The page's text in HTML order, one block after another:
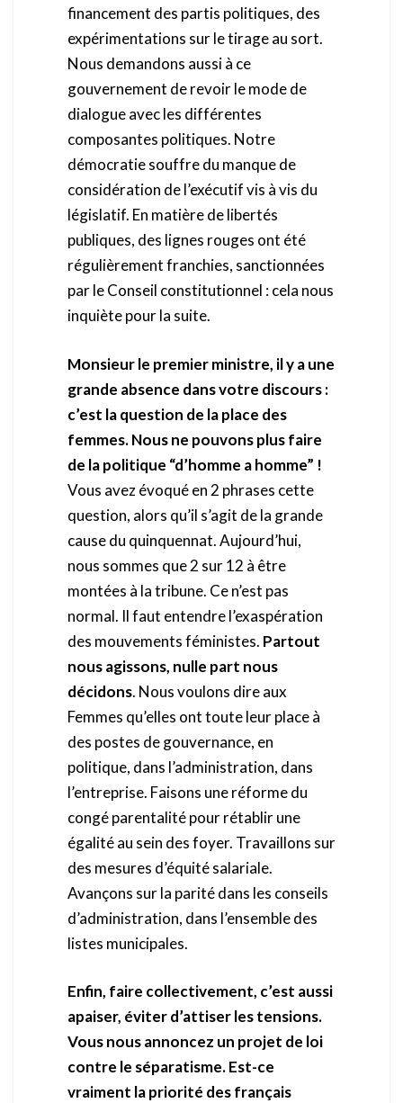
financement des partis politiques, des
expérimentations sur le tirage au sort.
Nous demandons aussi à ce
gouvernement de revoir le mode de
dialogue avec les différentes
composantes politiques. Notre
démocratie souffre du manque de
considération de l’exécutif vis à vis du
législatif. En matière de libertés
publiques, des lignes rouges ont été
régulièrement franchies, sanctionnées
par le Conseil constitutionnel : cela nous
inquiète pour la suite.
Monsieur le premier ministre, il y a une
grande absence dans votre discours :
c’est la question de la place des
femmes. Nous ne pouvons plus faire
de la politique “d’homme a homme” !
Vous avez évoqué en 2 phrases cette
question, alors qu’il s’agit de la grande
cause du quinquennat. Aujourd’hui,
nous sommes que 2 sur 12 à être
montées à la tribune. Ce n’est pas
normal. Il faut entendre l’exaspération
des mouvements féministes. Partout
nous agissons, nulle part nous
décidons. Nous voulons dire aux
Femmes qu’elles ont toute leur place à
des postes de gouvernance, en
politique, dans l’administration, dans
l’entreprise. Faisons une réforme du
congé parentalité pour rétablir une
égalité au sein des foyer. Travaillons sur
des mesures d’équité salariale.
Avançons sur la parité dans les conseils
d’administration, dans l’ensemble des
listes municipales.
Enfin, faire collectivement, c’est aussi
apaiser, éviter d’attiser les tensions.
Vous nous annoncez un projet de loi
contre le séparatisme. Est-ce
vraiment la priorité des français